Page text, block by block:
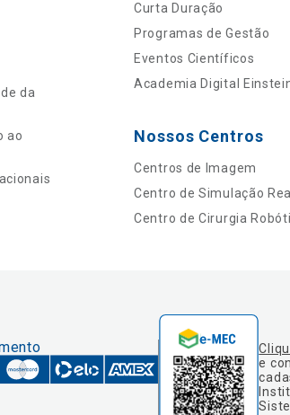
da
ao
Curta Duração
Programas de Gestão
Eventos Científicos
Academia Digital
Nossos Centros
Centros de Imagem
Centro de Simulação
Centro de Cirurgia
e